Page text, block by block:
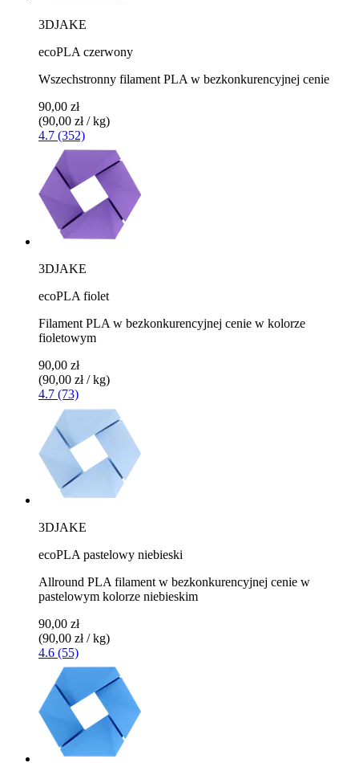
3DJAKE
ecoPLA czerwony
Wszechstronny filament PLA w bezkonkurencyjnej cenie
90,00 zł
(90,00 zł / kg)
4.7 (352)
3DJAKE
ecoPLA fiolet
Filament PLA w bezkonkurencyjnej cenie w kolorze
fioletowym
90,00 zł
(90,00 zł / kg)
4.7 (73)
3DJAKE
ecoPLA pastelowy niebieski
Allround PLA filament w bezkonkurencyjnej cenie w
pastelowym kolorze niebieskim
90,00 zł
(90,00 zł / kg)
4.6 (55)